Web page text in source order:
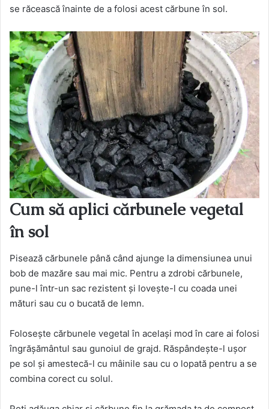
se răcească înainte de a folosi acest cărbune în sol.
Cum să aplici cărbunele vegetal
în sol
Pisează cărbunele până când ajunge la dimensiunea unui
bob de mazăre sau mai mic. Pentru a zdrobi cărbunele,
pune-l într-un sac rezistent și lovește-l cu coada unei
mături sau cu o bucată de lemn.
Folosește cărbunele vegetal în același mod în care ai folosi
îngrășământul sau gunoiul de grajd. Răspândește-l ușor
pe sol și amestecă-l cu mâinile sau cu o lopată pentru a se
combina corect cu solul.